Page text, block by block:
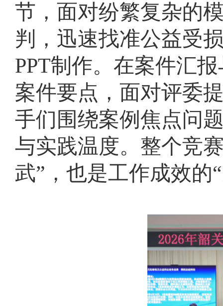
节，面对纷繁复杂的
判，迅速找准公益受
PPT制作。在案件汇
案件要点，面对评委
手们围绕案例焦点问
与实践温度。整个竞
武”，也是工作成效的